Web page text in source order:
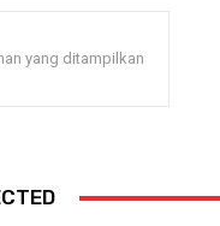
yang ditampilkan